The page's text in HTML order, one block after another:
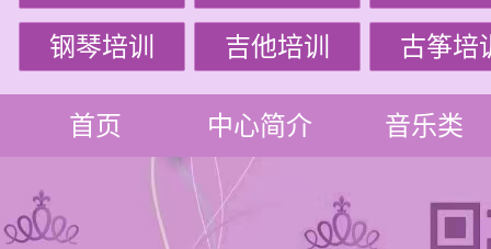
钢琴培训 吉他培训 古筝培
首页 中心简介 音乐类